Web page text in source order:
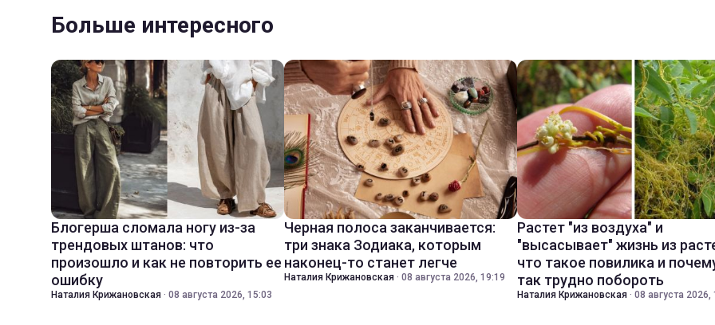
Больше интересного
Блогерша сломала ногу из-за
трендовых штанов: что
произошло и как не повторить ее
ошибку
Наталия Крижановская · 08 августа 2026, 15:03
Черная полоса заканчивается:
три знака Зодиака, которым
наконец-то станет легче
Наталия Крижановская · 08 августа 2026, 19:19
Растет "из воздуха" и
"высасывает" жизнь из
что такое повилика и
так трудно побороть
Наталия Крижановская · 08 августа 2026,